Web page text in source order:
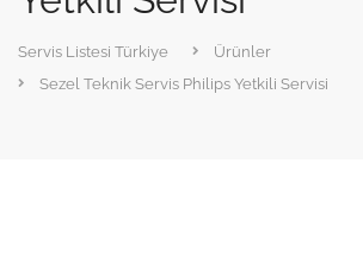
Servis Listesi Türkiye
Ürünler
Sezel Teknik Servis Philips Yetkili Servisi